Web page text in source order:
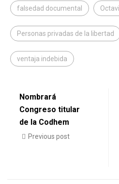
falsedad documental
Personas privadas de la libertad
ventaja indebida
Nombrará
Congreso titular
de la Codhem
Previous post